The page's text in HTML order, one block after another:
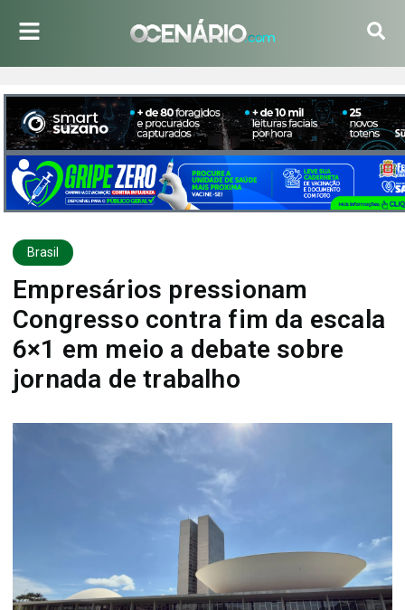
Brasil
Empresários pressionam
Congresso contra fim da escala
6×1 em meio a debate sobre
jornada de trabalho